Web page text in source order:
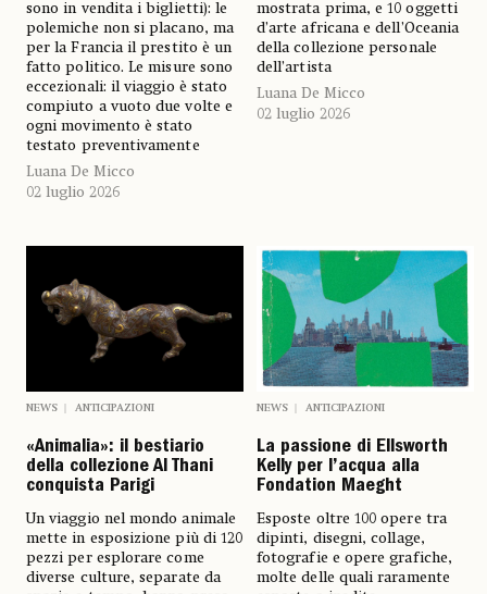
sono in vendita i biglietti): le
polemiche non si placano, ma
per la Francia il prestito è un
fatto politico. Le misure sono
eccezionali: il viaggio è stato
compiuto a vuoto due volte e
ogni movimento è stato
testato preventivamente
Luana De Micco
02 luglio 2026
mostrata prima, e 10 oggetti
d’arte africana e dell’Oceania
della collezione personale
dell’artista
Luana De Micco
02 luglio 2026
NEWS ANTICIPAZIONI
«Animalia»: il bestiario
della collezione Al Thani
conquista Parigi
Un viaggio nel mondo animale
mette in esposizione più di 120
pezzi per esplorare come
diverse culture, separate da
NEWS ANTICIPAZIONI
La passione di Ellsworth
Kelly per l’acqua alla
Fondation Maeght
Esposte oltre 100 opere tra
dipinti, disegni, collage,
fotografie e opere grafiche,
molte delle quali raramente